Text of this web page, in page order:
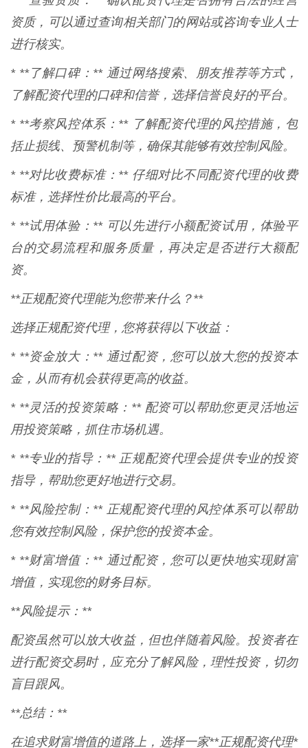
资质，可以通过查询相关部门的网站或咨询专业人士
进行核实。
* **了解口碑：** 通过网络搜索、朋友推荐等方式，
了解配资代理的口碑和信誉，选择信誉良好的平台。
* **考察风控体系：** 了解配资代理的风控措施，包
括止损线、预警机制等，确保其能够有效控制风险。
* **对比收费标准：** 仔细对比不同配资代理的收费
标准，选择性价比最高的平台。
* **试用体验：** 可以先进行小额配资试用，体验平
台的交易流程和服务质量，再决定是否进行大额配
资。
**正规配资代理能为您带来什么？**
选择正规配资代理，您将获得以下收益：
* **资金放大：** 通过配资，您可以放大您的投资本
金，从而有机会获得更高的收益。
* **灵活的投资策略：** 配资可以帮助您更灵活地运
用投资策略，抓住市场机遇。
* **专业的指导：** 正规配资代理会提供专业的投资
指导，帮助您更好地进行交易。
* **风险控制：** 正规配资代理的风控体系可以帮助
您有效控制风险，保护您的投资本金。
* **财富增值：** 通过配资，您可以更快地实现财富
增值，实现您的财务目标。
**风险提示：**
配资虽然可以放大收益，但也伴随着风险。投资者在
进行配资交易时，应充分了解风险，理性投资，切勿
盲目跟风。
**总结：**
在追求财富增值的道路上，选择一家**正规配资代理*